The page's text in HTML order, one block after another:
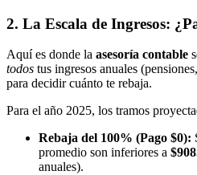
2. La Escala de Ingresos:
Aquí es donde la asesoría contable
todos tus ingresos anuales
para decidir cuánto te rebaja.
Para el año 2025, los tramos
Rebaja del 100% (Pago $0):
promedio son inferiores a
anuales).